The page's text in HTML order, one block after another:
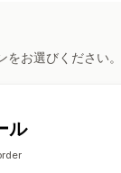
ム
知
ート
クスポート
お選びください。
ル